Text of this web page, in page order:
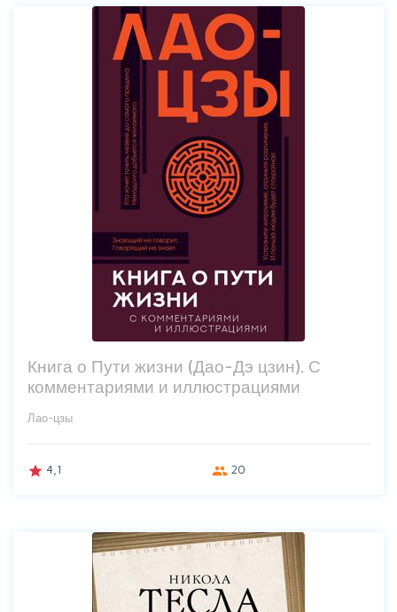
Книга о Пути жизни (Дао-Дэ цзин). С
комментариями и иллюстрациями
Лао-цзы
grade 4,1 group 20